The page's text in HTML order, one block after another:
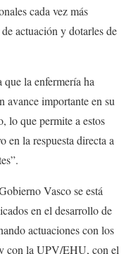
cada vez más
actuación y dotarles de
que la enfermería ha
avance importante en su
lo que permite a estos
en la respuesta directa a
Vasco se está
en el desarrollo de
actuaciones con los
con la UPV/EHU, con el